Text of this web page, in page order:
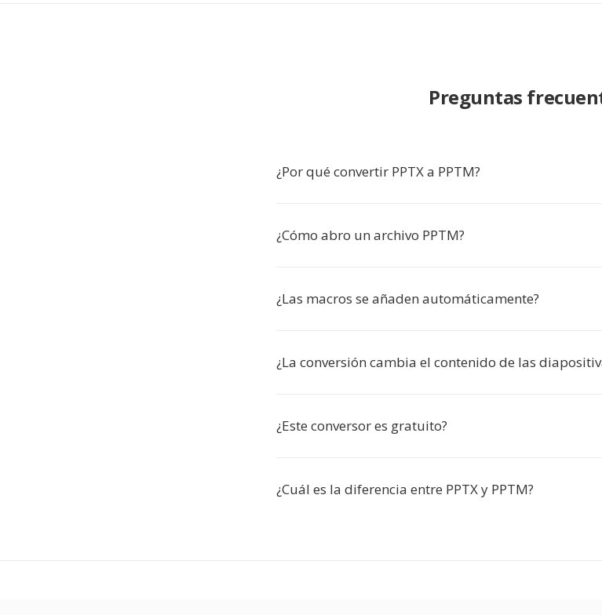
Preguntas
¿Por qué convertir PPTX a PPTM?
¿Cómo abro un archivo PPTM?
¿Las macros se añaden automáticamente?
¿La conversión cambia el contenido de las
¿Este conversor es gratuito?
¿Cuál es la diferencia entre PPTX y PPTM?